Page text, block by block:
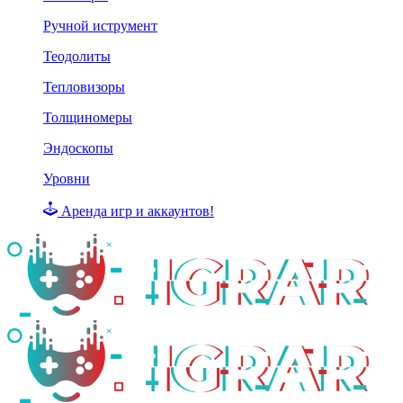
Ручной иструмент
Теодолиты
Тепловизоры
Толщиномеры
Эндоскопы
Уровни
Аренда игр и аккаунтов!